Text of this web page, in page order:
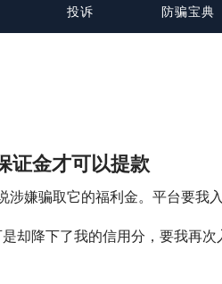
投诉 防骗宝典
证金才可以提款
嫌骗取它的福利金。平台要我
却降下了我的信用分，要我再次